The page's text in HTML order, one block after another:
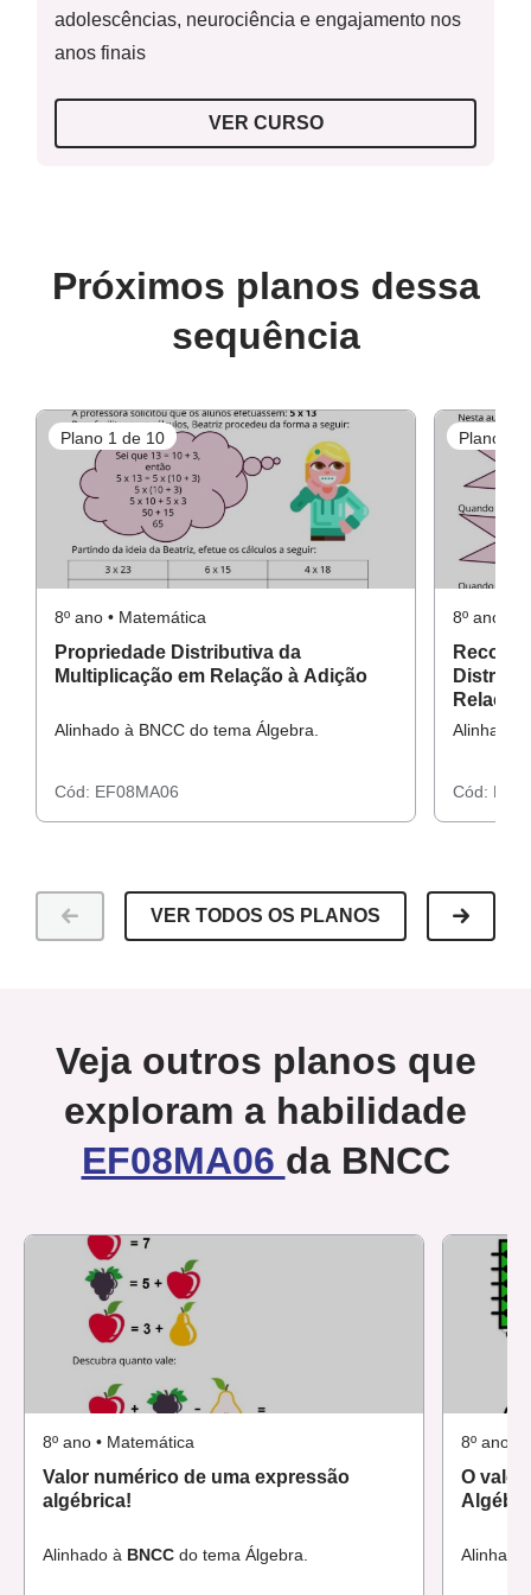
Resolução do Raio X
adolescências, neurociência e engajamento nos
anos finais
VER CURSO
Próximos planos dessa
sequência
Plano 1 de 10
8º ano • Matemática
Propriedade Distributiva da
Multiplicação em Relação à Adição
Alinhado à BNCC do tema Álgebra.
Cód: EF08MA06
Plano 2
8º ano •
Alinhado
Cód:
VER TODOS OS PLANOS
Veja outros planos que
exploram a habilidade
EF08MA06 da BNCC
8º ano • Matemática
Valor numérico de uma expressão
algébrica!
Alinhado à BNCC do tema Álgebra.
8º ano •
O valor